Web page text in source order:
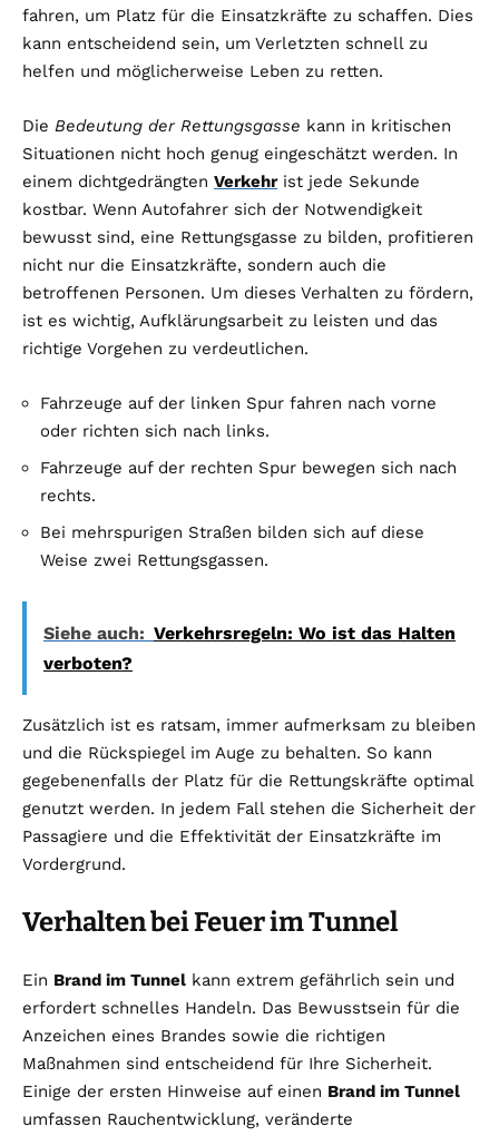
fahren, um Platz für die Einsatzkräfte zu schaffen. Dies
kann entscheidend sein, um Verletzten schnell zu
helfen und möglicherweise Leben zu retten.
Die Bedeutung der Rettungsgasse kann in kritischen
Situationen nicht hoch genug eingeschätzt werden. In
einem dichtgedrängten Verkehrist jede Sekunde
kostbar. Wenn Autofahrer sich der Notwendigkeit
bewusst sind, eine Rettungsgasse zu bilden, profitieren
nicht nur die Einsatzkräfte, sondern auch die
betroffenen Personen. Um dieses Verhalten zu fördern,
ist es wichtig, Aufklärungsarbeit zu leisten und das
richtige Vorgehen zu verdeutlichen.
Fahrzeuge auf der linken Spur fahren nach vorne
oder richten sich nach links.
Fahrzeuge auf der rechten Spur bewegen sich nach
rechts.
Bei mehrspurigen Straßen bilden sich auf diese
Weise zwei Rettungsgassen.
Siehe auch: Verkehrsregeln: Wo ist das Halten
verboten?
Zusätzlich ist es ratsam, immer aufmerksam zu bleiben
und die Rückspiegel im Auge zu behalten. So kann
gegebenenfalls der Platz für die Rettungskräfte optimal
genutzt werden. In jedem Fall stehen die Sicherheit der
Passagiere und die Effektivität der Einsatzkräfte im
Vordergrund.
Verhalten bei Feuer im Tunnel
Ein Brand im Tunnel kann extrem gefährlich sein und
erfordert schnelles Handeln. Das Bewusstsein für die
Anzeichen eines Brandes sowie die richtigen
Maßnahmen sind entscheidend für Ihre Sicherheit.
Einige der ersten Hinweise auf einen Brand im Tunnel
umfassen Rauchentwicklung, veränderte